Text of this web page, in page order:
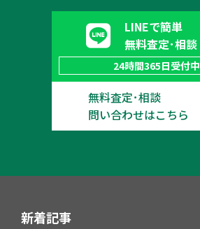
LINEで簡単
無料査定･相談
24時間365日受付中
無料査定･相談
問い合わせはこちら
新着記事